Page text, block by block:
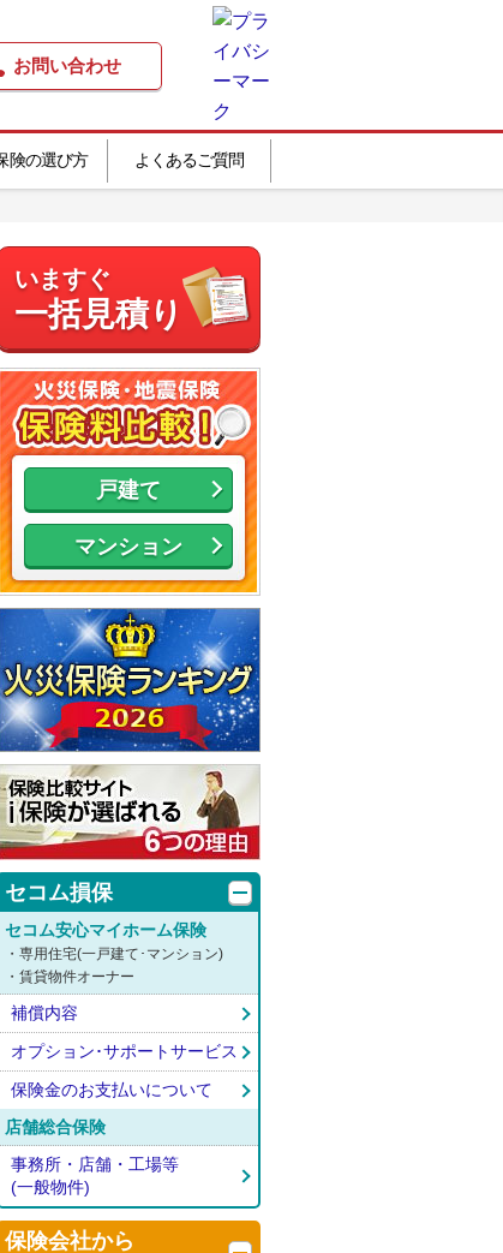
お問い合わせ
険の選び方 よくあるご質問
いますぐ
一括見積り
戸建て
マンション
セコム損保
セコム安心マイホーム保険
・専用住宅(一戸建て･マンション)
・賃貸物件オーナー
補償内容
オプション･サポートサービス
保険金のお支払いについて
店舗総合保険
事務所・店舗・工場等
(一般物件)
保険会社から